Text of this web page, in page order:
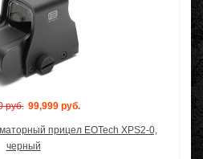
руб. 99,999 руб.
прицел EOTech XPS2-0,
черный